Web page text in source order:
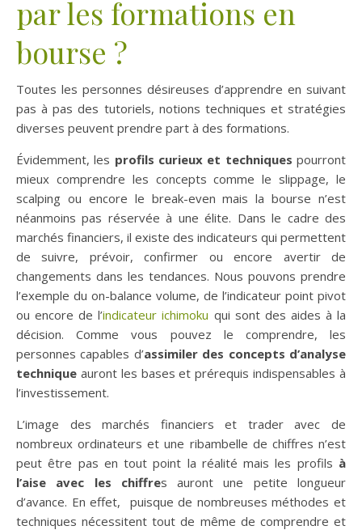
par les formations en
bourse ?
Toutes les personnes désireuses d’apprendre en suivant
pas à pas des tutoriels, notions techniques et stratégies
diverses peuvent prendre part à des formations.
Évidemment, les profils curieux et techniques pourront
mieux comprendre les concepts comme le slippage, le
scalping ou encore le break-even mais la bourse n’est
néanmoins pas réservée à une élite. Dans le cadre des
marchés financiers, il existe des indicateurs qui permettent
de suivre, prévoir, confirmer ou encore avertir de
changements dans les tendances. Nous pouvons prendre
l’exemple du on-balance volume, de l’indicateur point pivot
ou encore de l’indicateur ichimoku qui sont des aides à la
décision. Comme vous pouvez le comprendre, les
personnes capables d’assimiler des concepts d’analyse
technique auront les bases et prérequis indispensables à
l’investissement.
L’image des marchés financiers et trader avec de
nombreux ordinateurs et une ribambelle de chiffres n’est
peut être pas en tout point la réalité mais les profils à
l’aise avec les chiffres auront une petite longueur
d’avance. En effet, puisque de nombreuses méthodes et
techniques nécessitent tout de même de comprendre et